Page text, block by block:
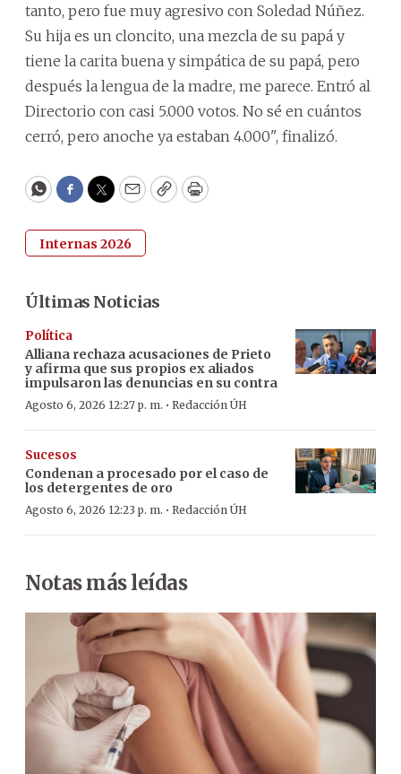
tanto, pero fue muy agresivo con Soledad Núñez.
Su hija es un cloncito, una mezcla de su papá y
tiene la carita buena y simpática de su papá, pero
después la lengua de la madre, me parece. Entró al
Directorio con casi 5.000 votos. No sé en cuántos
cerró, pero anoche ya estaban 4.000", finalizó.
WhatsApp
Facebook
Twitter
EmailCopyPrint
Internas 2026
Últimas Noticias
Política
Alliana rechaza acusaciones de Prieto
y afirma que sus propios ex aliados
impulsaron las denuncias en su contra
Agosto 6, 2026 12:27 p. m. · Redacción ÚH
Sucesos
Condenan a procesado por el caso de
los detergentes de oro
Agosto 6, 2026 12:23 p. m. · Redacción ÚH
Notas más leídas